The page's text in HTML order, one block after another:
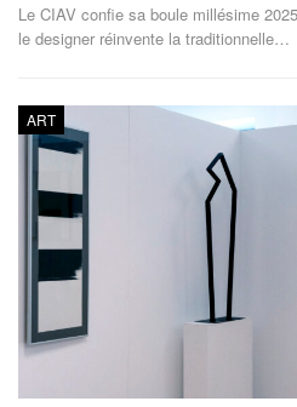
Le CIAV confie sa boule millésime
le designer réinvente la traditionnelle…
ART